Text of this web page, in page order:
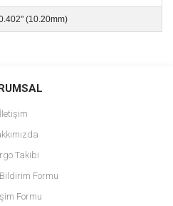
(10.20mm)
yorumu siz yapın!
görüntülenemiyor.
bulunuyor.
pahalı.
İletişim
Takibi
Formu
Formu